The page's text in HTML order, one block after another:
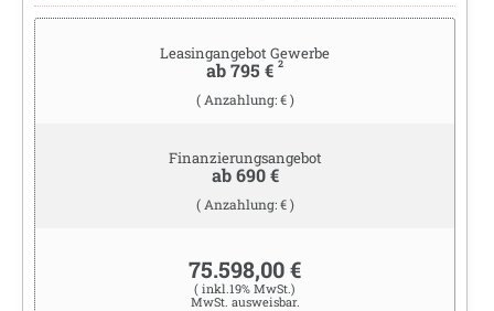
Leasingangebot Gewerbe
ab 795 € 2
( Anzahlung: € )
Finanzierungsangebot
ab 690 €
( Anzahlung: € )
75.598,00 €
( inkl.19% MwSt.)
MwSt. ausweisbar.